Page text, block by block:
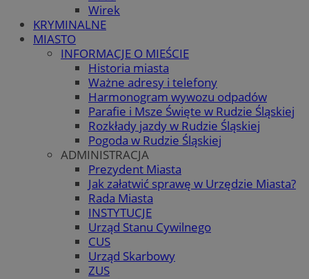
Wirek
KRYMINALNE
MIASTO
INFORMACJE O MIEŚCIE
Historia miasta
Ważne adresy i telefony
Harmonogram wywozu odpadów
Parafie i Msze Święte w Rudzie Śląskiej
Rozkłady jazdy w Rudzie Śląskiej
Pogoda w Rudzie Śląskiej
ADMINISTRACJA
Prezydent Miasta
Jak załatwić sprawę w Urzędzie Miasta?
Rada Miasta
INSTYTUCJE
Urząd Stanu Cywilnego
CUS
Urząd Skarbowy
ZUS